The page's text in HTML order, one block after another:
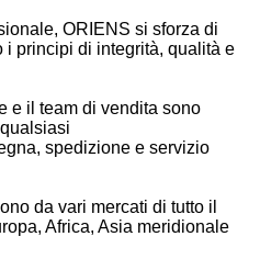
ORIENS si sforza di
i principi di integrità, qualità e
e il team di vendita sono
spedizione e servizio
da vari mercati di tutto il
Africa, Asia meridionale